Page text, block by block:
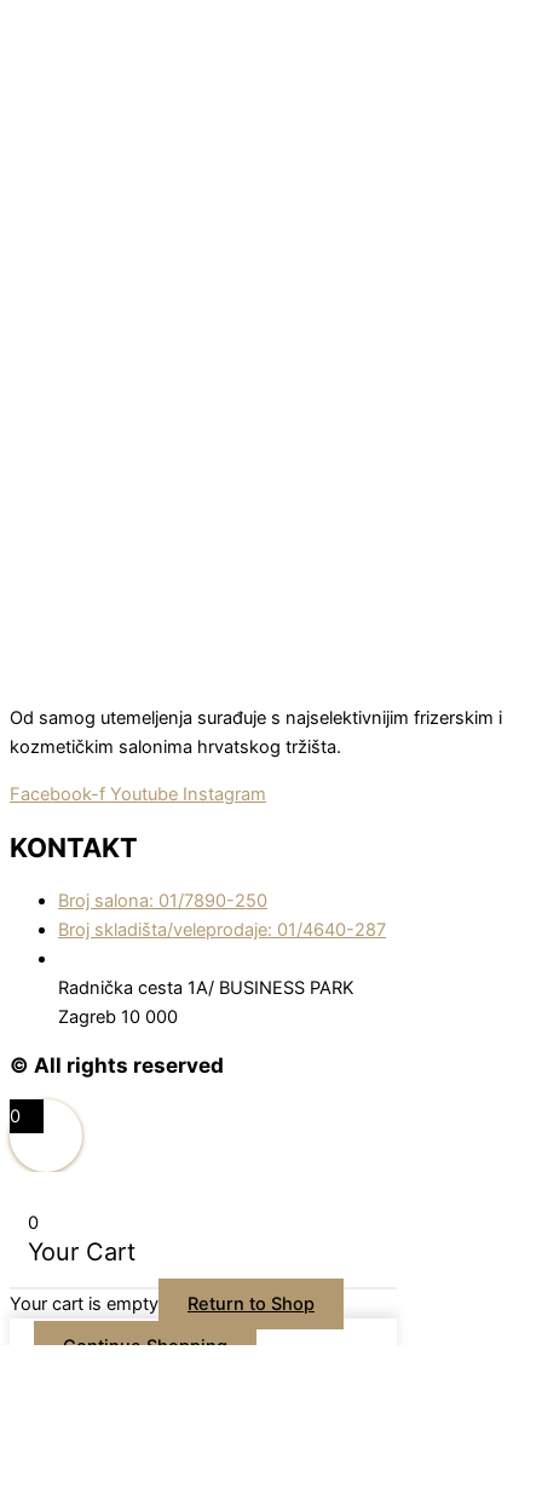
Od samog utemeljenja surađuje s najselektivnijim frizerskim i
kozmetičkim salonima hrvatskog tržišta.
Facebook-f Youtube Instagram
KONTAKT
Broj salona: 01/7890-250
Broj skladišta/veleprodaje: 01/4640-287
Radnička cesta 1A/ BUSINESS PARK
Zagreb 10 000
© All rights reserved
0
0
Your Cart
Your cart is empty
Return to Shop
Continue Shopping